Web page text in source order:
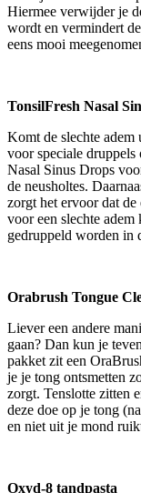
Hiermee verwijder je
wordt en vermindert
eens mooi
TonsilFresh Nasal
Komt de slechte
voor speciale druppels
Nasal Sinus Drops
de neusholtes.
zorgt het ervoor dat
voor een slechte
gedruppeld worden in
Orabrush Tongue
Liever een andere
gaan? Dan kun je
pakket zit een
je je tong ontsmetten
zorgt. Tenslotte zitten
deze doe op je tong
en niet uit je mond
Oxyd-8 tandpasta